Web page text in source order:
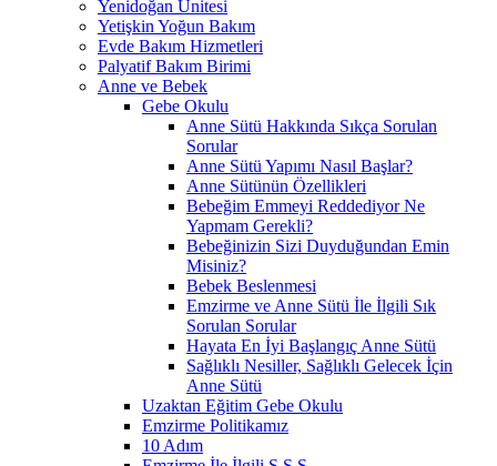
Yenidoğan Ünitesi
Yetişkin Yoğun Bakım
Evde Bakım Hizmetleri
Palyatif Bakım Birimi
Anne ve Bebek
Gebe Okulu
Anne Sütü Hakkında Sıkça Sorulan
Sorular
Anne Sütü Yapımı Nasıl Başlar?
Anne Sütünün Özellikleri
Bebeğim Emmeyi Reddediyor Ne
Yapmam Gerekli?
Bebeğinizin Sizi Duyduğundan Emin
Misiniz?
Bebek Beslenmesi
Emzirme ve Anne Sütü İle İlgili Sık
Sorulan Sorular
Hayata En İyi Başlangıç Anne Sütü
Sağlıklı Nesiller, Sağlıklı Gelecek İçin
Anne Sütü
Uzaktan Eğitim Gebe Okulu
Emzirme Politikamız
10 Adım